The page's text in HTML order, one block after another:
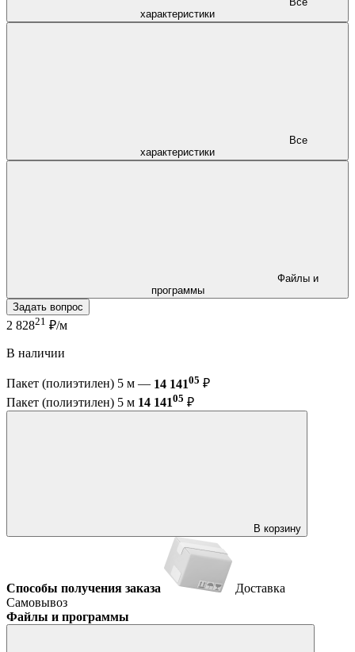
характеристики
характеристики
программы
Задать вопрос
2 82821 ₽/м
В наличии
Пакет (полиэтилен) 5 м — 14 14105 ₽
Пакет (полиэтилен) 5 м 14 14105 ₽
В корзину
Способы получения заказа
Доставка
Самовывоз
Файлы и программы